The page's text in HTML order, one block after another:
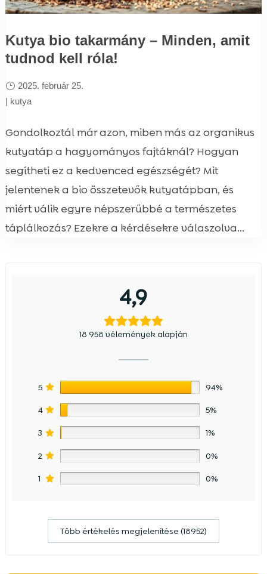
Kutya bio takarmány – Minden, amit
tudnod kell róla!
2025. február 25.
| kutya
Gondolkoztál már azon, miben más az organikus
kutyatáp a hagyományos fajtáknál? Hogyan
segítheti ez a kedvenced egészségét? Mit
jelentenek a bio összetevők kutyatápban, és
miért válik egyre népszerűbbé a természetes
táplálkozás? Ezekre a kérdésekre válaszolva...
4,9
18 958 vélemények alapján
5 94%
4 5%
3 1%
2 0%
1 0%
Több értékelés megjelenítése (18952)